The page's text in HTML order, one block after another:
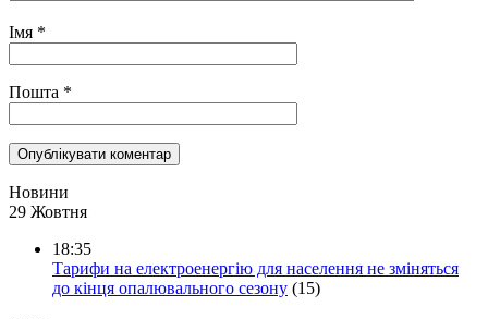
Імя *
Пошта *
Новини
29 Жовтня
18:35
Тарифи на електроенергію для населення не зміняться
до кінця опалювального сезону (15)